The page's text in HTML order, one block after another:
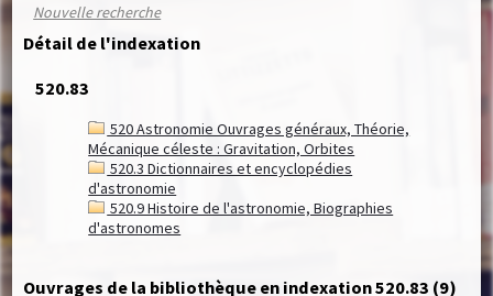
Nouvelle recherche
Détail de l'indexation
520.83
520 Astronomie Ouvrages généraux, Théorie,
Mécanique céleste : Gravitation, Orbites
520.3 Dictionnaires et encyclopédies
d'astronomie
520.9 Histoire de l'astronomie, Biographies
d'astronomes
Ouvrages de la bibliothèque en indexation 520.83 (9)